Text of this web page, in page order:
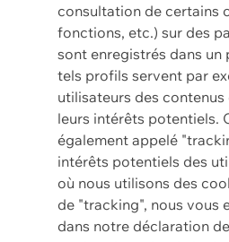
consultation de certains
fonctions, etc.) sur des
sont enregistrés dans
tels profils servent par
utilisateurs des
leurs intérêts potentiels.
également appelé
intérêts potentiels des
où nous utilisons des
de "tracking", nous vous
dans notre déclaration